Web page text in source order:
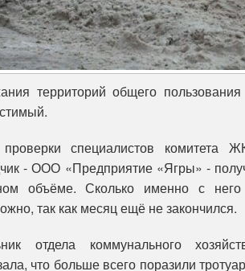
территорий общего
специалистов комитета
- ООО «Предприятие «Ягры» -
объёме. Сколько именно с него
так как месяц ещё не закончился.
отдела коммунального
что больше всего поразили